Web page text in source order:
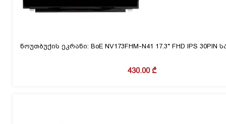
ნოუთბუქის ეკრანი: BoE NV173FHM-N41 17.3″ FHD IPS 30PIN
430.00₾